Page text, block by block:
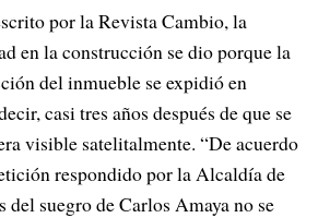
por la Revista Cambio, la
en la construcción se dio porque la
del inmueble se expidió en
casi tres años después de que se
visible satelitalmente. “De acuerdo
respondido por la Alcaldía de
del suegro de Carlos Amaya no se